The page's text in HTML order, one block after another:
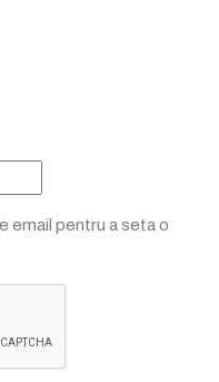
email pentru a seta o